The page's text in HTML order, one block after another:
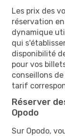
Les prix des
réservation
dynamique
qui
disponibilité
pour vos
conseillons
tarif
Réserver
Opodo
Sur Opodo,